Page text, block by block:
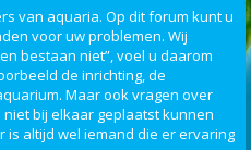
van aquaria. Op dit forum kunt u
voor uw problemen. Wij
bestaan niet”, voel u daarom
de inrichting, de
Maar ook vragen over
bij elkaar geplaatst kunnen
is altijd wel iemand die er ervaring